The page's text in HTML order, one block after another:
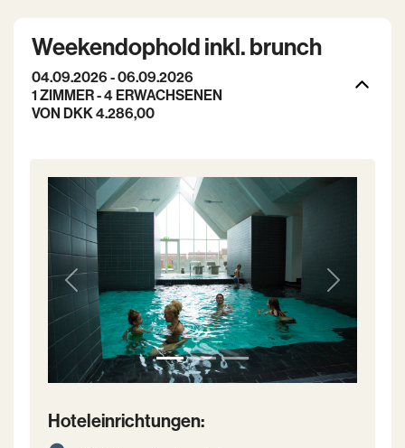
Weekendophold inkl. brunch
04.09.2026 - 06.09.2026
1 ZIMMER -4ERWACHSENEN
VON DKK 4.286,00
Previous Next
Hoteleinrichtungen: